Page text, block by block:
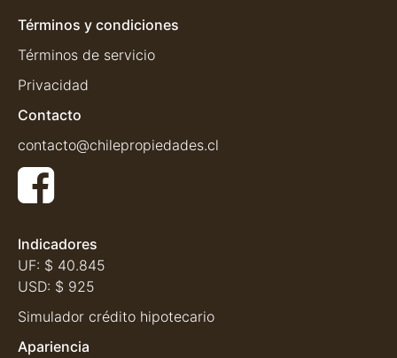
Términos y condiciones
Términos de servicio
Privacidad
Contacto
contacto@chilepropiedades.cl
Indicadores
UF: $ 40.845
USD: $ 925
Simulador crédito hipotecario
Apariencia